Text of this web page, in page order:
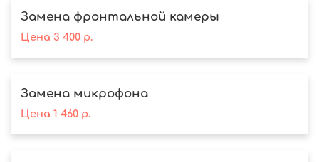
Замена фронтальной камеры
Цена 3 400р.
Замена микрофона
Цена 1 460р.